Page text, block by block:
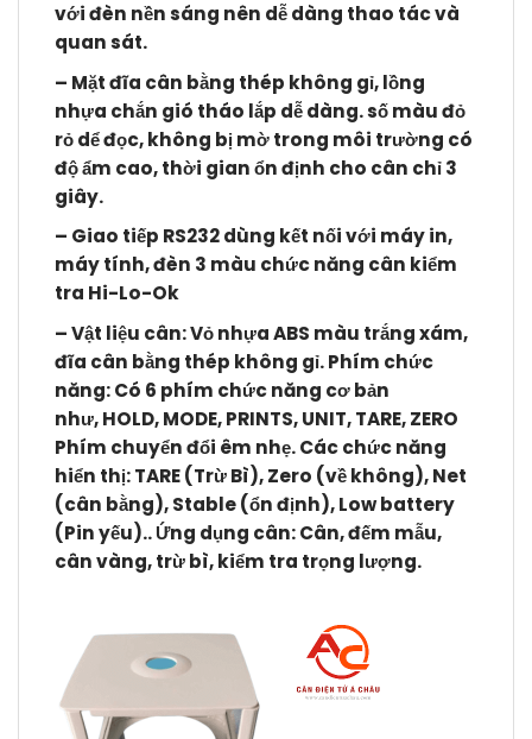
với đèn nền sáng nên dễ dàng thao tác và
quan sát.
– Mặt đĩa cân bằng thép không gỉ, lồng
nhựa chắn gió tháo lắp dễ dàng. số màu đỏ
rỏ dể đọc, không bị mờ trong môi trường có
độ ẩm cao, thời gian ổn định cho cân chỉ 3
giây.
– Giao tiếp RS232 dùng kết nối với máy in,
máy tính, đèn 3 màu chức năng cân kiểm
tra Hi-Lo-Ok
– Vật liệu cân: Vỏ nhựa ABS màu trắng xám,
đĩa cân bằng thép không gỉ. Phím chức
năng: Có 6 phím chức năng cơ bản
như,HOLD,MODE,PRINTS,UNIT,TARE, ZERO
Phím chuyển đổi êm nhẹ.Các chức năng
hiển thị: TARE (Trừ Bì), Zero (về không), Net
(cân bằng), Stable (ổn định), Low battery
(Pin yếu)..Ứng dụng cân: Cân, đếm mẫu,
cân vàng, trừ bì, kiểm tra trọng lượng.